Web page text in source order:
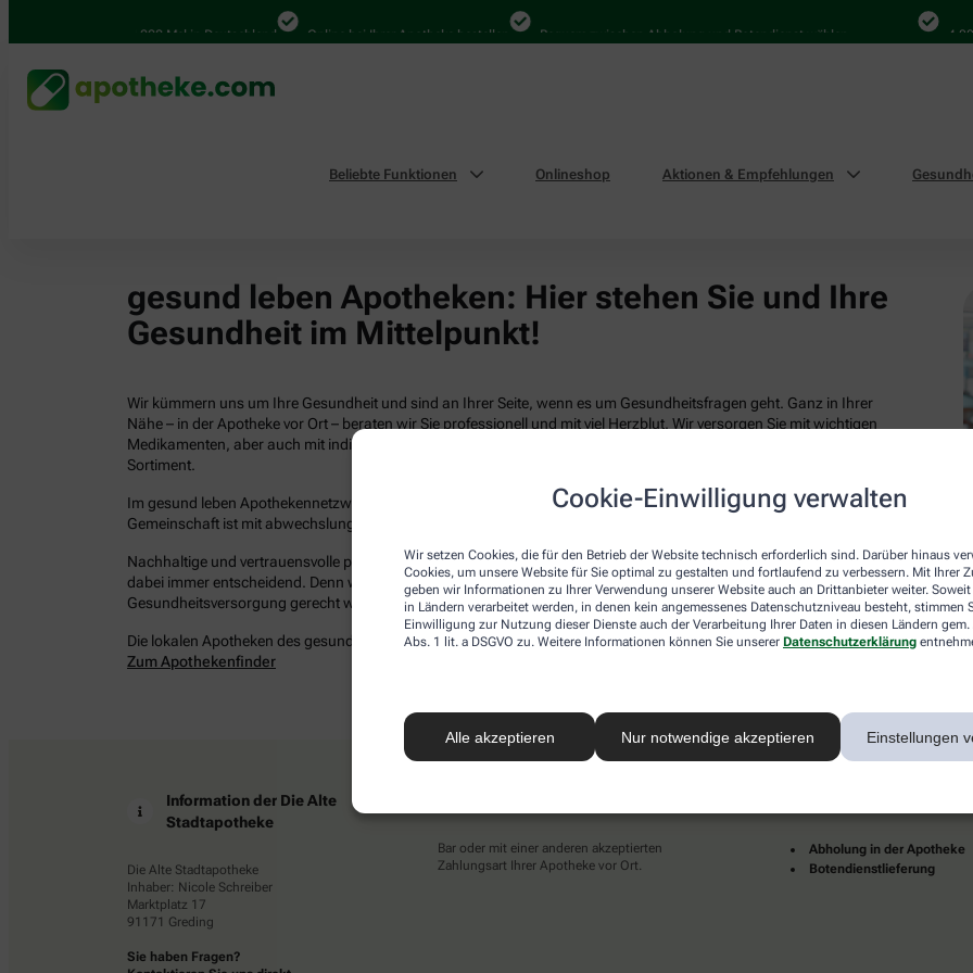
Cookie-Einwilligung verwalten
Wir setzen Cookies, die für den Betrieb der Website technisch erforderlich sind. Darüber hinaus
Cookies, um unsere Website für Sie optimal zu gestalten und fortlaufend zu verbessern. Mit Ihrer
geben wir Informationen zu Ihrer Verwendung unserer Website auch an Drittanbieter weiter. Soweit
in Ländern verarbeitet werden, in denen kein angemessenes Datenschutzniveau besteht, stimmen
Einwilligung zur Nutzung dieser Dienste auch der Verarbeitung Ihrer Daten in diesen Ländern
Abs. 1 lit. a DSGVO zu. Weitere Informationen können Sie unserer Datenschutzerklärung
Alle akzeptieren Nur notwendige akzeptieren Einstellungen
4.000 Mal in Deutschland Online bei Ihrer Apotheke bestellen Bequem zwischen Abholung und Botendienst wählen
Beliebte Funktionen Onlineshop Aktionen & Empfehlungen
gesund leben Apotheken: Hier stehen Sie und Ihre
Gesundheit im Mittelpunkt!
Wir kümmern uns um Ihre Gesundheit und sind an Ihrer Seite, wenn es um Gesundheitsfragen geht. Ganz in Ihrer
Nähe – in der Apotheke vor Ort – beraten wir Sie professionell und mit viel Herzblut. Wir versorgen Sie mit wichtigen
Medikamenten, aber auch mit individuellen Gesundheitsleistungen und attraktiven Produkten aus unserem
Sortiment.
Im gesund leben Apothekennetzwerk befinden sich bundesweit mehrere tausend lokale Apotheken. Diese starke
Gemeinschaft ist mit abwechslungsreichen Angeboten und Dienstleistungen immer für Sie da.
Nachhaltige und vertrauensvolle persönliche Beziehungen zu Ihnen als Patientinnen und Patienten sind für uns
dabei immer entscheidend. Denn wir möchten Ihrem Anspruch an eine individuelle, hochwertige und digitale
Gesundheitsversorgung gerecht werden – damit Sie gesünder und erfüllter leben.
Die lokalen Apotheken des gesund leben Netzwerkes in Ihrer Nähe finden Sie hier:
Zum Apothekenfinder
Information der Die Alte
Stadtapotheke
Die Alte Stadtapotheke
Inhaber: Nicole Schreiber
Marktplatz 17
91171 Greding
Sie haben Fragen?
Bar oder mit einer anderen akzeptierten
Zahlungsart Ihrer Apotheke vor Ort.
Abholung in der Apotheke
Botendienstlieferung